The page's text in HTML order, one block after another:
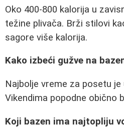
Oko 400-800 kalorija u
težine plivača. Brži stilovi
sagore više kalorija.
Kako izbeći gužve na
Najbolje vreme za posetu
Vikendima popodne obično
Koji bazen ima najtopliju